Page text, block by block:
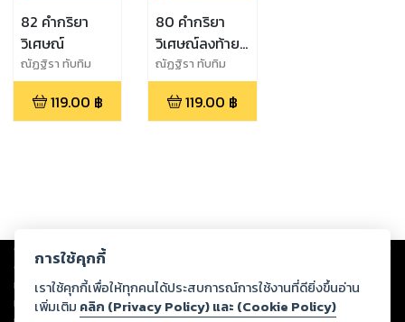
82 คำกริยา
วิเศษณ์
ณัฏฐิรา ทับทิม
119.00 ฿
80 คำกริยา
วิเศษณ์ลงท้าย
ด้วย "ริ"
ณัฏฐิรา ทับทิม
119.00 ฿
Copyright © 2026
ต่อผลงานหรือเนื้อหาใดที่อัปโหลดผ่านเว็บไซต์และปรากฏว่าละเมิดสิทธิใน
ทรัพย์สินทางปัญญาของบุคคลอื่นหรือขัดต่อกฎหมายและศีลธรรม ดังนั้น ผู้อ่าน
ทุกท่านโปรดใช้วิจารณญาณในการกลั่นกรองด้วยตนเอง และหากท่านพบว่าส่วน
การใช้คุกกี้
เราใช้คุกกี้เพื่อให้ทุกคนได้ประสบการณ์การใช้งานที่ดียิ่งขึ้นอ่าน
เพิ่มเติม คลิก (Privacy Policy) และ (Cookie Policy)